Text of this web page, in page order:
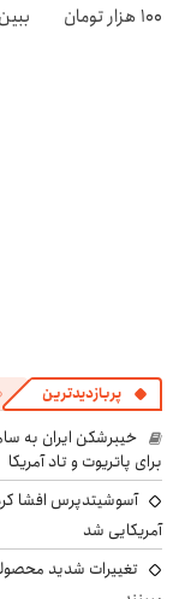
100 هزار تومان
پربازدیدترین
خیبرشکن ایران به
برای پاتریوت و تاد آمریکا
آمریکایی شد